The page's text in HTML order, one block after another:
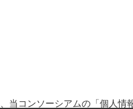
当コンソーシアムの「個人情